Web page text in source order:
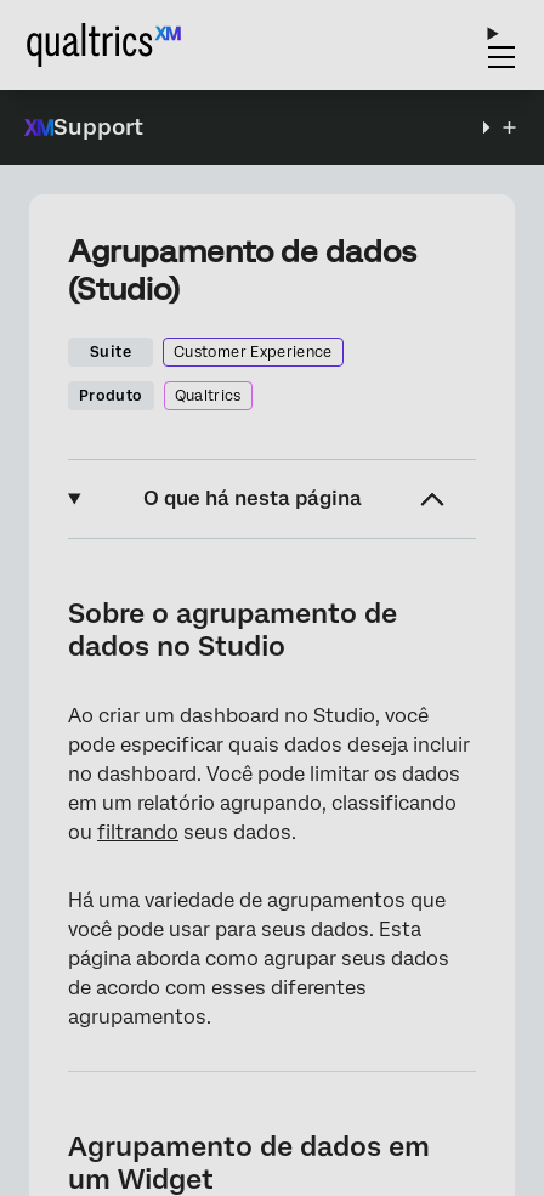
Support
Agrupamento de dados
(Studio)
Suite Customer Experience
Produto Qualtrics
O que há nesta página
Agrupamento de dados em um Widget
Tópicos
Hora
Atributos
Métricas
Hierarquia de organização
Custo de agrupamento
Sobre o agrupamento de
dados no Studio
Ao criar um dashboard no Studio, você
pode especificar quais dados deseja incluir
no dashboard. Você pode limitar os dados
em um relatório agrupando, classificando
ou filtrando seus dados.
Há uma variedade de agrupamentos que
você pode usar para seus dados. Esta
página aborda como agrupar seus dados
de acordo com esses diferentes
agrupamentos.
Agrupamento de dados em
um Widget